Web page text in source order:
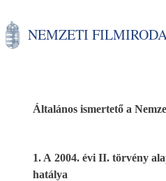
NEMZETI
Általános ismertető a
1. A 2004. évi II. törvény
hatálya